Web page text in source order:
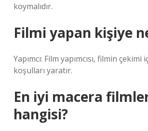
koymalıdır.
Filmi yapan kişiye
Yapımcı: Film yapımcısı, filmin
koşulları yaratır.
En iyi macera
hangisi?